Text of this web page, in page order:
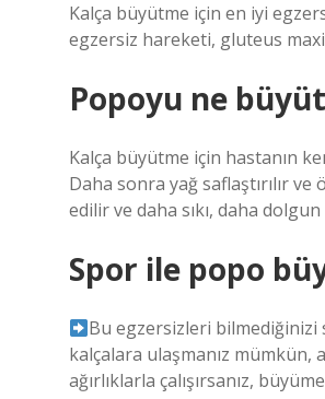
Kalça büyütme için en iyi
egzersiz hareketi, gluteus
Popoyu ne
Kalça büyütme için hastanın
Daha sonra yağ saflaştırılır
edilir ve daha sıkı, daha
Spor ile popo
Bu egzersizleri bilmediğinizi
kalçalara ulaşmanız mümkün,
ağırlıklarla çalışırsanız,